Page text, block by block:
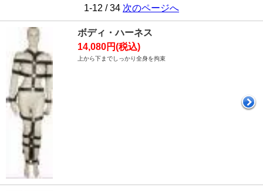
1-12 / 34 次のページへ
ボディ・ハーネス
14,080円(税込)
上から下までしっかり全身を拘束